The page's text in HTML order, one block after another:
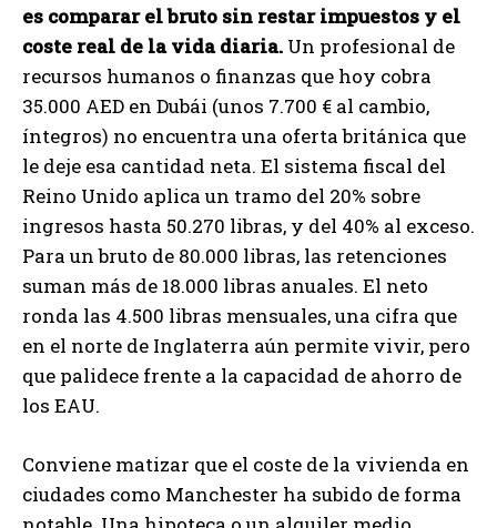
es comparar el bruto sin restar impuestos y el
coste real de la vida diaria. Un profesional de
recursos humanos o finanzas que hoy cobra
35.000 AED en Dubái (unos 7.700 € al cambio,
íntegros) no encuentra una oferta británica que
le deje esa cantidad neta. El sistema fiscal del
Reino Unido aplica un tramo del 20% sobre
ingresos hasta 50.270 libras, y del 40% al exceso.
Para un bruto de 80.000 libras, las retenciones
suman más de 18.000 libras anuales. El neto
ronda las 4.500 libras mensuales, una cifra que
en el norte de Inglaterra aún permite vivir, pero
que palidece frente a la capacidad de ahorro de
los EAU.
Conviene matizar que el coste de la vivienda en
ciudades como Manchester ha subido de forma